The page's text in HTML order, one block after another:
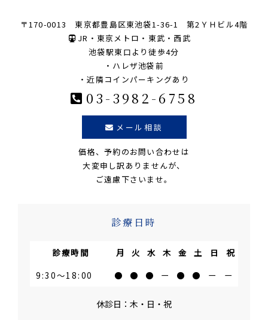
〒170-0013 東京都豊島区東池袋1-36-1 第2ＹＨビル4階
JR・東京メトロ・東武・西武
池袋駅東口より徒歩4分
・ハレザ池袋前
・近隣コインパーキングあり
03-3982-6758
メール相談
価格、予約のお問い合わせは
大変申し訳ありませんが、
ご遠慮下さいませ。
診療日時
診療時間 月 火 水 木 金 土 日
祝
9:30～18:00
● ● ● ー ● ● ー ー
休診日：木・日・祝